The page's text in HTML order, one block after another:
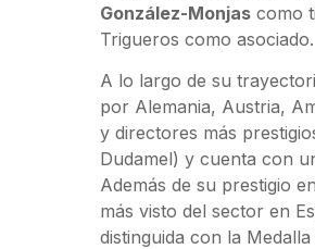
González-Monjas como
Trigueros como asociado.
A lo largo de su
por Alemania, Austria,
y directores más
Dudamel) y cuenta con
Además de su prestigio
más visto del sector en
distinguida con la